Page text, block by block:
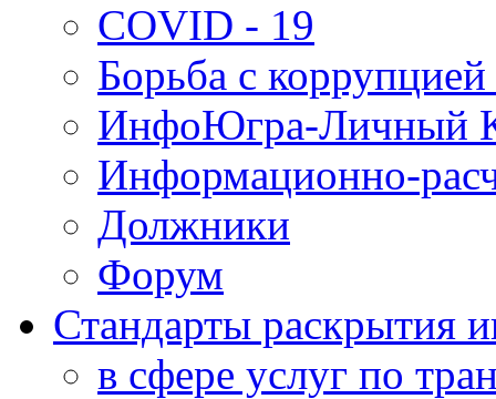
COVID - 19
Борьба с
ИнфоЮгра-Личный
Информационно-
Должники
Форум
Стандарты раскрытия
в сфере услуг по